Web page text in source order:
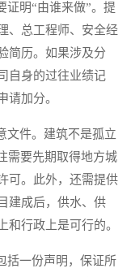
明“由谁来做”。提
、总工程师、安全经
简历。如果涉及分
自身的过往业绩记
请加分。
件。建筑不是孤立
需要先期取得地方城
可。此外，还需提供
建成后，供水、供
和行政上是可行的。
一份声明，保证所